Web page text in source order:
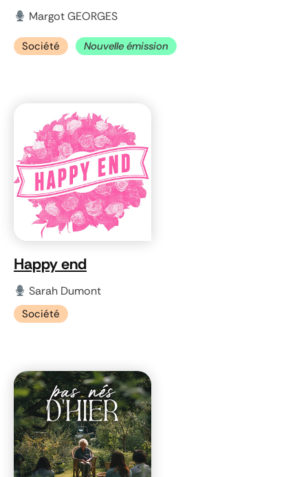
Margot GEORGES
Société Nouvelle émission
Happy end
Sarah Dumont
Société